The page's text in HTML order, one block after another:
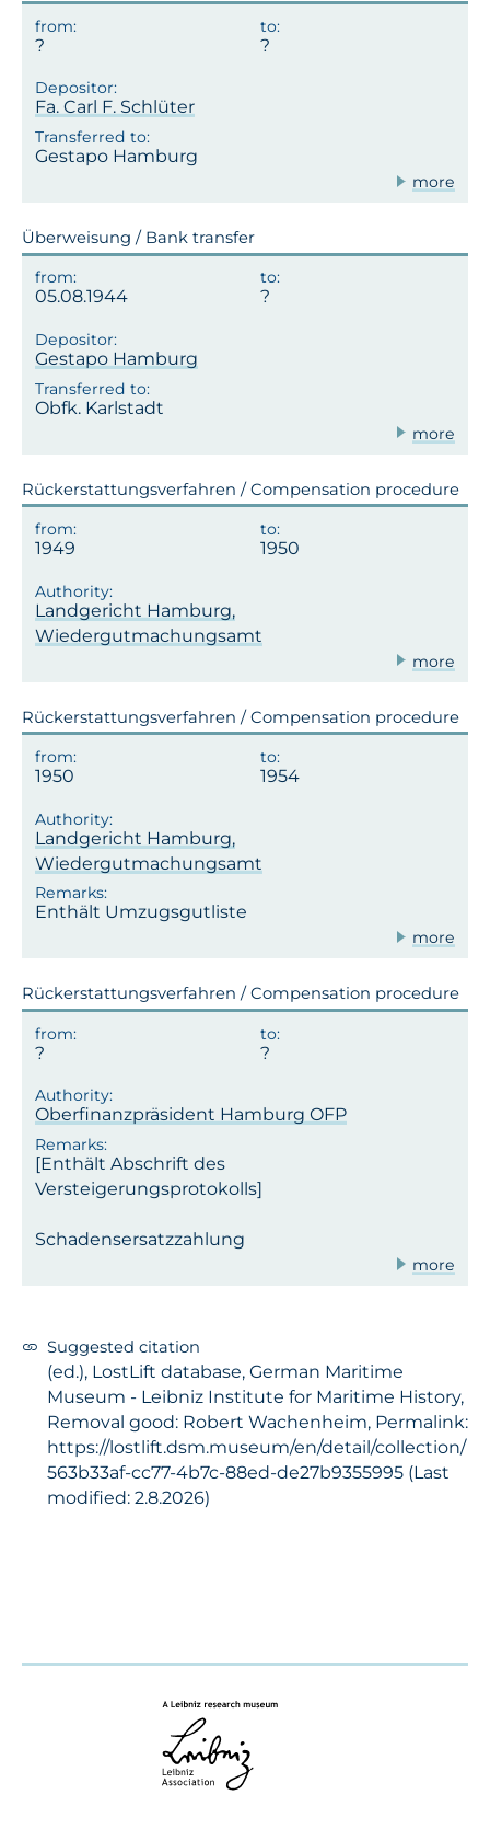
Fa. Carl F. Schlüter
Gestapo Hamburg
more
Überweisung / Bank transfer
05.08.1944
Gestapo Hamburg
Obfk. Karlstadt
more
Rückerstattungsverfahren / Compensation procedure
1949 1950
Landgericht Hamburg,
Wiedergutmachungsamt
more
Rückerstattungsverfahren / Compensation procedure
1950 1954
Landgericht Hamburg,
Wiedergutmachungsamt
Enthält Umzugsgutliste
more
Rückerstattungsverfahren / Compensation procedure
Oberfinanzpräsident Hamburg OFP
[Enthält Abschrift des
Versteigerungsprotokolls]
Schadensersatzzahlung
more
Suggested citation
(ed.), LostLift database, German Maritime
Museum - Leibniz Institute for Maritime History,
Removal good: Robert Wachenheim, Permalink:
https://lostlift.dsm.museum/en/detail/collection/
563b33af-cc77-4b7c-88ed-de27b9355995 (Last
modified: 2.8.2026)